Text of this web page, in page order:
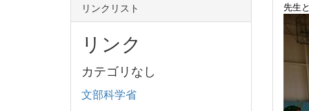
先生
リンクリスト
リンク
カテゴリなし
文部科学省